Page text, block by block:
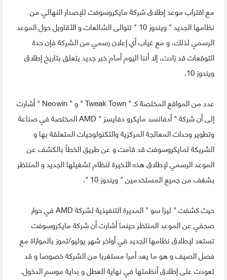
مع اقتراب موعد إطلاق شركة مايكروسوفت للإصدار النهائي من
نظامها الجديد " ويندوز 10 " تتوالى الشائعات و الأقاويل حول الموعد
الرسمي لذلك، و مع غياب أي إعلان رسمي من الشركة فإن حدة
التوقعات قد زادت، إلا أننا اليوم أمام خبر جديد يتعلق بتاريخ إطلاق
ويندوز 10.
عدد من المواقع المختصة كـ " Tweak Town " و " Neowin " أشارت
إلى أن شركة " أدفانسد مايكرو دفايسز " AMD المختصة في صناعة
وتطوير وحدات المعالجة المركزية والتكنولوجيات المتعلقة بها و
الشريكة لمايكروسوفت قد قامت و عن طريق الخطأ بالكشف عن
الموعد الرسمي لإطلاق هذه الأخيرة لنظام تشغيلها الجديد و المنتظر
بشغف من جميع المستخدمين " ويندوز 10 ".
حيث كشفت " ليزا سو " المديرة التنفيذية لشركة AMD في حوار
صحفي عن الموعد المنتظر حينما أشارت أن شركة مايكروسوفت
تستعد لإطلاق نظامها الجديد في أواخر شهر يوليو/تموز بالموازاة مع
فصل الصيف و هو ما يعد أمرا مستغربا من الشركة خصوصا و قد
تعودت على إطلاق أنظمتها في نهاية العطل و بداية موسم الدخول.